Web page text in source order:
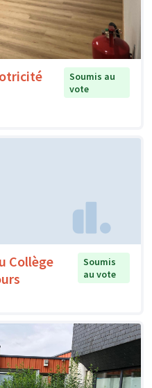
Soumis au
vote
Collège
Soumis
au vote